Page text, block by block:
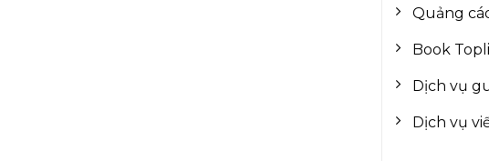
Quảng
Book
Dịch vụ
Dịch vụ